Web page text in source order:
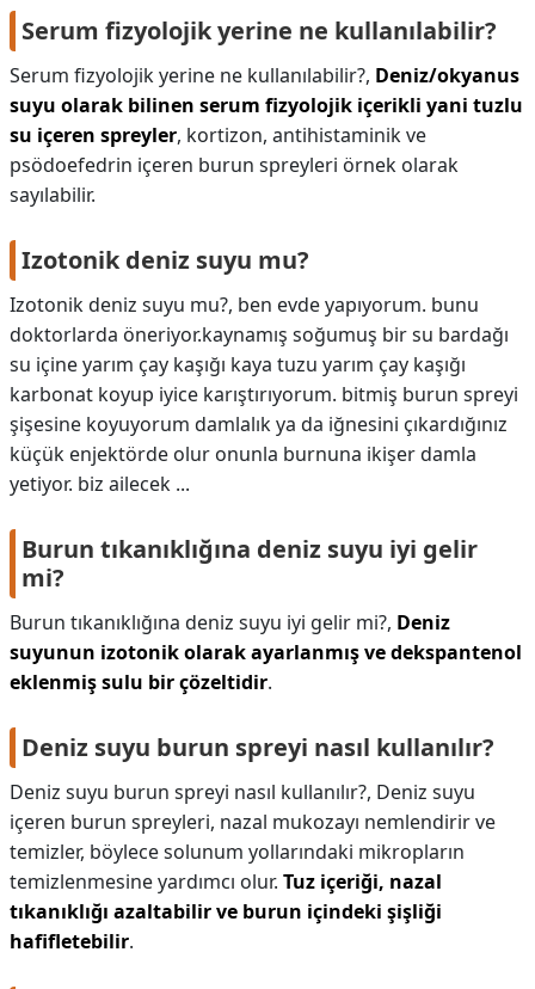
Serum fizyolojik yerine ne kullanılabilir?
Serum fizyolojik yerine ne kullanılabilir?, Deniz/okyanus
suyu olarak bilinen serum fizyolojik içerikli yani tuzlu
su içeren spreyler, kortizon, antihistaminik ve
psödoefedrin içeren burun spreyleri örnek olarak
sayılabilir.
Izotonik deniz suyu mu?
Izotonik deniz suyu mu?, ben evde yapıyorum. bunu
doktorlarda öneriyor.kaynamış soğumuş bir su bardağı
su içine yarım çay kaşığı kaya tuzu yarım çay kaşığı
karbonat koyup iyice karıştırıyorum. bitmiş burun spreyi
şişesine koyuyorum damlalık ya da iğnesini çıkardığınız
küçük enjektörde olur onunla burnuna ikişer damla
yetiyor. biz ailecek ...
Burun tıkanıklığına deniz suyu iyi gelir
mi?
Burun tıkanıklığına deniz suyu iyi gelir mi?, Deniz
suyunun izotonik olarak ayarlanmış ve dekspantenol
eklenmiş sulu bir çözeltidir.
Deniz suyu burun spreyi nasıl kullanılır?
Deniz suyu burun spreyi nasıl kullanılır?, Deniz suyu
içeren burun spreyleri, nazal mukozayı nemlendirir ve
temizler, böylece solunum yollarındaki mikropların
temizlenmesine yardımcı olur. Tuz içeriği, nazal
tıkanıklığı azaltabilir ve burun içindeki şişliği
hafifletebilir.